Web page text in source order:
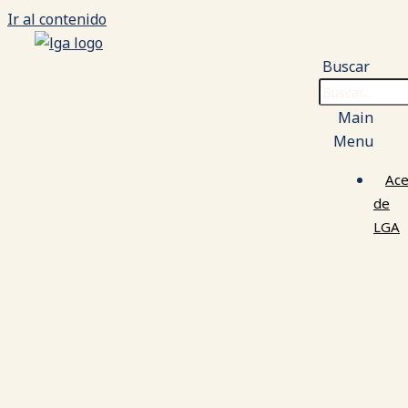
Ir al contenido
Buscar
Main
Menu
de
LGA